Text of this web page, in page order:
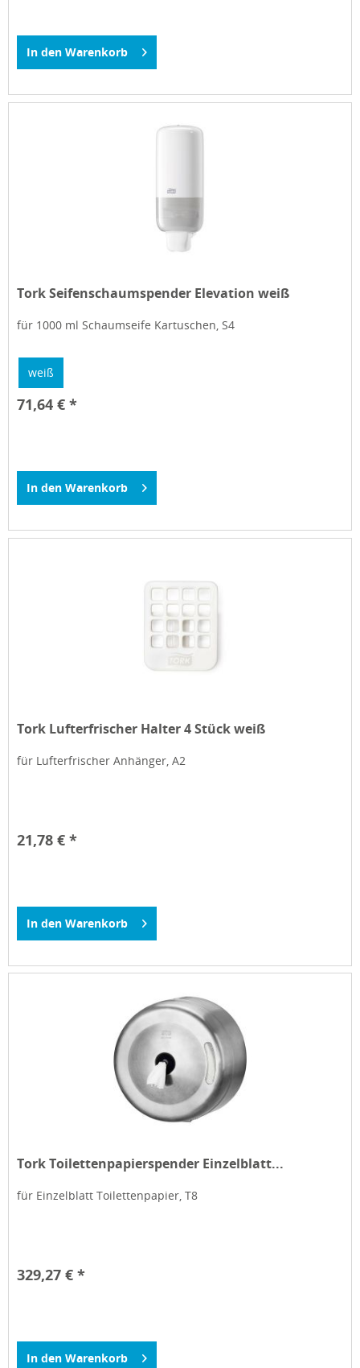
In den Warenkorb
Tork Seifenschaumspender Elevation weiß
für 1000 ml Schaumseife Kartuschen, S4
weiß
71,64 € *
In den Warenkorb
Tork Lufterfrischer Halter 4 Stück weiß
für Lufterfrischer Anhänger, A2
21,78 € *
In den Warenkorb
Tork Toilettenpapierspender Einzelblatt...
für Einzelblatt Toilettenpapier, T8
329,27 € *
In den Warenkorb